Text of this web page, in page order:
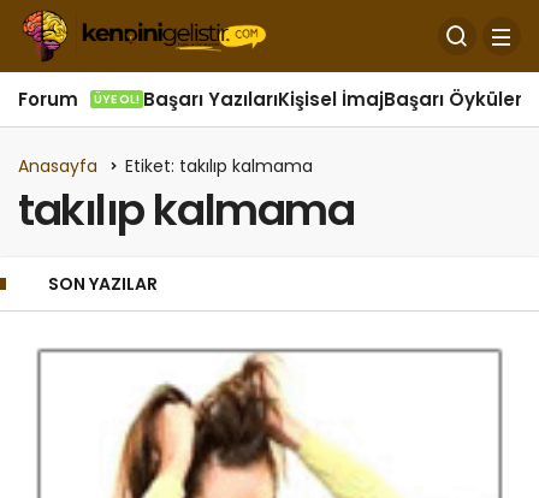
Forum ÜYE OL! Başarı YazılarıKişisel İmajBaşarı Öyküleri
Anasayfa Etiket: takılıp kalmama
takılıp kalmama
SON YAZILAR